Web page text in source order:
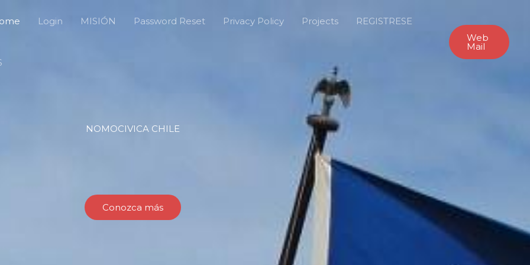
Login MISIÓN Password Reset Privacy Policy Projects REGISTRESE
Web
Mail
NOMOCIVICA CHILE
Conozca más